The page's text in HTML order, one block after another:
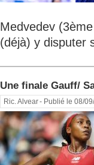
Medvedev
(déjà) y disputer
Une finale Gauff/
Ric. Alvear- Publié le 08/